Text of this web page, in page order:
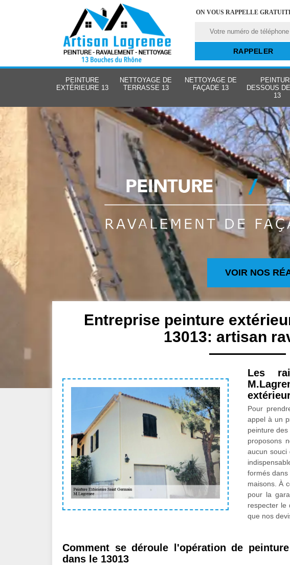
ON VOUS RAPPELLE
PEINTURE
EXTÉRIEURE 13
NETTOYAGE DE
TERRASSE 13
NETTOYAGE DE
FAÇADE 13
DESSOUS
13
VOIR NOS
Entreprise peinture
13013: artisan
Les
Pour
appel à un
peinture
proposons
aucun souci
formés
maisons. À
pour la
respecter le
que nos
Comment se déroule l'opération de
dans le 13013